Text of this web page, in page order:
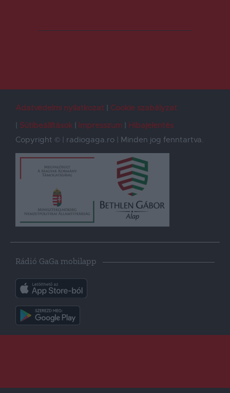
Adatvédelmi nyilatkozat
Cookie szabályzat
Sütibeállítások
Impresszum
Hibajelentés
Copyright © | radiogaga.ro | Minden jog fenntartva.
Rádió GaGa mobilapp